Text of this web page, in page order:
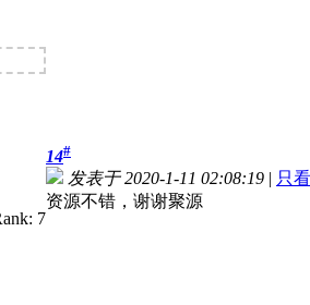
14#
发表于 2020-1-11 02:08:19 | 只
资源不错，谢谢聚源